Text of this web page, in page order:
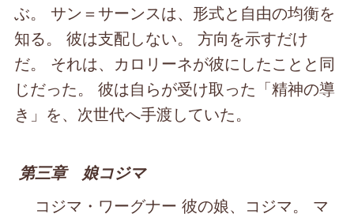
ぶ。 サン＝サーンスは、形式と自由の均衡を
知る。 彼は支配しない。 方向を示すだけ
だ。 それは、カロリーネが彼にしたことと同
じだった。 彼は自らが受け取った「精神の導
き」を、次世代へ手渡していた。
第三章 娘コジマ
コジマ・ワーグナー 彼の娘、コジマ。 マ